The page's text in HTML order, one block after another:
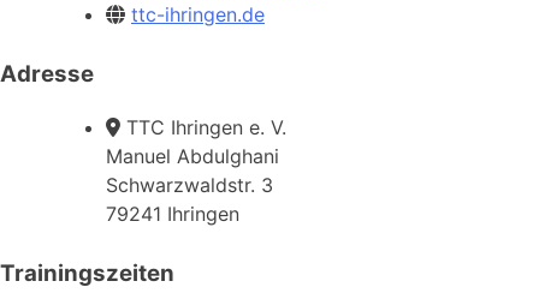
ttc-ihringen.de
Adresse
TTC Ihringen e. V.
Manuel Abdulghani
Schwarzwaldstr. 3
79241 Ihringen
Trainingszeiten